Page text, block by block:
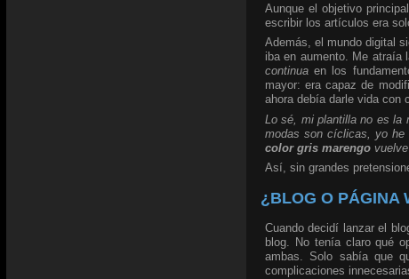
Aunque el objetivo
escribir los artículos era
Además, el mundo digital
iba en aumento. Me atraía
continua en los
mayor: era capaz de
ahora debía darle vida con
Lo sé, mi plantilla no es la
modas son cíclicas, yo he
color gris marengo
Así, sin grandes
¿BLOG O PÁGINA
Cuando decidí lanzar el
blog. No tenía claro qué
ambas. Solo sabía que
complicaciones